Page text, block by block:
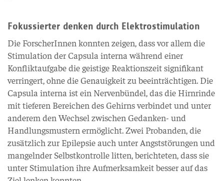
Fokussierter denken durch Elektrostimulation
Die ForscherInnen konnten zeigen, dass vor allem die
Stimulation der Capsula interna während einer
Konfliktaufgabe die geistige Reaktionszeit signifikant
verringert, ohne die Genauigkeit zu beeinträchtigen. Die
Capsula interna ist ein Nervenbündel, das die Hirnrinde
mit tieferen Bereichen des Gehirns verbindet und unter
anderem den Wechsel zwischen Gedanken- und
Handlungsmustern ermöglicht. Zwei Probanden, die
zusätzlich zur Epilepsie auch unter Angststörungen und
mangelnder Selbstkontrolle litten, berichteten, dass sie
unter Stimulation ihre Aufmerksamkeit besser auf das